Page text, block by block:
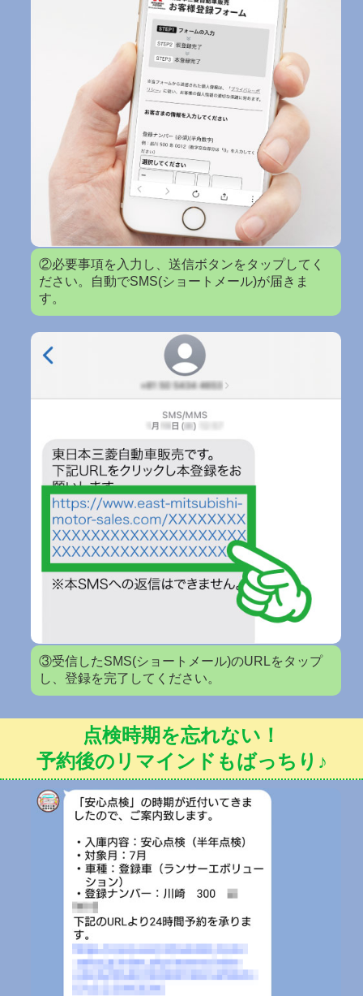
②必要事項を入力し、送信ボタンをタップしてく
ださい。自動でSMS(ショートメール)が届きま
す。
③受信したSMS(ショートメール)のURLをタップ
し、登録を完了してください。
点検時期を忘れない！
予約後のリマインドもばっちり♪